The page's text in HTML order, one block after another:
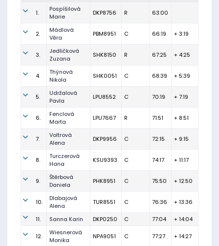
1.
Pospíšilová
Marie
DKP8756 R 63:00
2.
Mádlová
Věra
PBM8951 C 66:19 + 3:19
3.
Jedličková
Zuzana
SHK8150 R 67:25 + 4:25
4.
Thýnová
Nikola
SHK0051 C 68:39 + 5:39
5.
Udržalová
Pavla
LPU8552 C 70:19 + 7:19
6.
Fenclová
Marta
LPU7667 R 71:51 + 8:51
7.
Voltrová
Alena
DKP9956 C 72:15 + 9:15
8.
Turczerová
Hana
KSU9393 C 74:17 + 11:17
9.
Štěrbová
Daniela
PHK8951 C 75:50 + 12:50
10.
Dlabajová
Alena
TUR8551 C 76:36 + 13:36
11. Sanna Karin DKP0250 C 77:04 + 14:04
12.
Wiesnerová
Monika
NPA9051 C 77:27 + 14:27